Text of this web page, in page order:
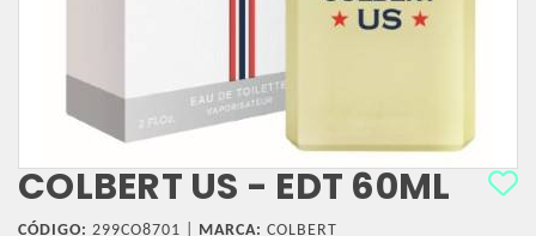
COLBERT US - EDT 60ML
CÓDIGO: 299CO8701 | MARCA: COLBERT